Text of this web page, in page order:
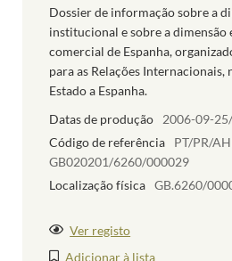
Dossier de informação sobre a
institucional e sobre a dimensão
comercial de Espanha,
para as Relações Internacionais,
Estado a Espanha.
Datas de produção
2006-09-
Código de referência
PT/PR/
GB020201/6260/000029
Localização física GB.6260/
Ver registo
Adicionar à lista